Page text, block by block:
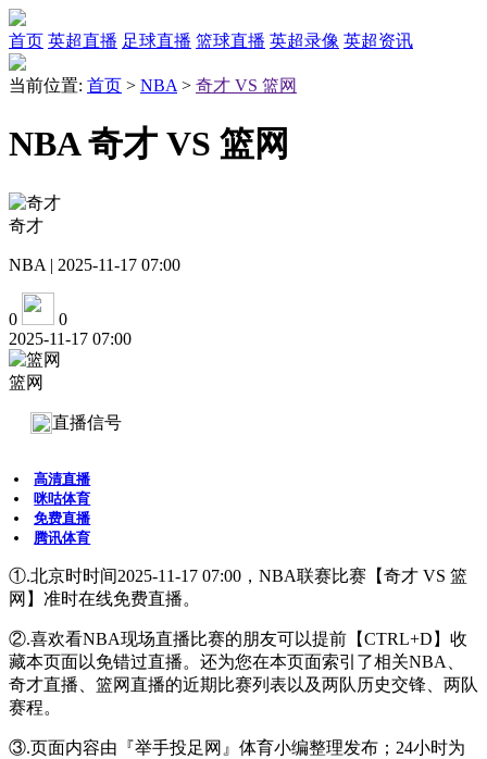
首页 英超直播 足球直播 篮球直播 英超录像 英超资讯
当前位置: 首页 > NBA > 奇才 VS 篮网
NBA 奇才 VS 篮网
奇才
NBA | 2025-11-17 07:00
0
0
2025-11-17 07:00
篮网
直播信号
高清直播
咪咕体育
免费直播
腾讯体育
①.北京时时间2025-11-17 07:00，NBA联赛比赛【奇才 VS 篮
网】准时在线免费直播。
②.喜欢看NBA现场直播比赛的朋友可以提前【CTRL+D】收
藏本页面以免错过直播。还为您在本页面索引了相关NBA、
奇才直播、篮网直播的近期比赛列表以及两队历史交锋、两队
赛程。
③.页面内容由『举手投足网』体育小编整理发布；24小时为